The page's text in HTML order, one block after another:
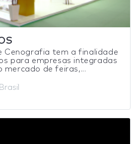
Cenografia tem a finalidade
para empresas integradas
mercado de feiras,...